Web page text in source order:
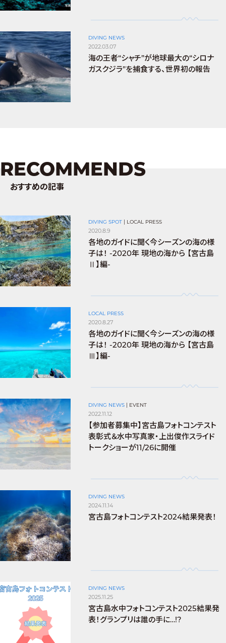
DIVING NEWS
2022.03.07
海の王者“シャチ”が地球最大の“シロナ
ガスクジラ”を捕食する、世界初の報告
RECOMMENDS
おすすめの記事
DIVING SPOT LOCAL PRESS
2020.8.9
各地のガイドに聞く今シーズンの海の様
子は！ -2020年 現地の海から 【宮古島
Ⅱ】編-
LOCAL PRESS
2020.8.27
各地のガイドに聞く今シーズンの海の様
子は！ -2020年 現地の海から 【宮古島
Ⅲ】編-
DIVING NEWS EVENT
2022.11.12
【参加者募集中】宮古島フォトコンテスト
表彰式＆水中写真家・上出俊作スライド
トークショーが11/26に開催
DIVING NEWS
2024.11.14
宮古島フォトコンテスト2024結果発表！
DIVING NEWS
2025.11.25
宮古島水中フォトコンテスト2025結果発
表！グランプリは誰の手に…!?